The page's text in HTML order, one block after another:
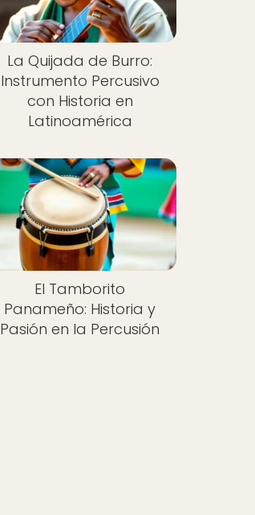
La Quijada de Burro:
Instrumento Percusivo
con Historia en
Latinoamérica
El Tamborito
Panameño: Historia y
Pasión en la Percusión